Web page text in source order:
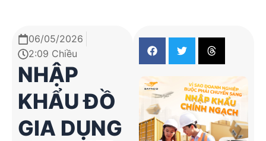
06/05/2026
2:09 Chiều
NHẬP
KHẨU ĐỒ
GIA DỤNG